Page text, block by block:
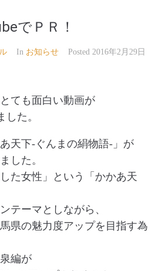
でＰＲ！
In お知らせ Posted 2016年2月29日
ても面白い動画が
した。
天下-ぐんまの絹物語-」が
した。
た女性」という「かかあ天
テーマとしながら、
県の魅力度アップを目指す為
編が